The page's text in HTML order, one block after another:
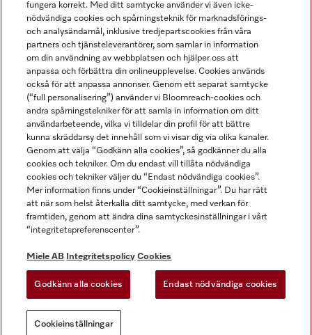
Miele AB
Allmänna villkor
Användarvillkor
Miele tillgänglighetsförklaring
Lagen om digitala tjänster
Miele på LinkedIn
Miele på Facebook
Miele på Instagram
Miele på Youtube
fungera korrekt. Med ditt samtycke använder vi även icke-
nödvändiga cookies och spårningsteknik för marknadsförings-
och analysändamål, inklusive tredjepartscookies från våra
partners och tjänsteleverantörer, som samlar in information
om din användning av webbplatsen och hjälper oss att
anpassa och förbättra din onlineupplevelse. Cookies används
också för att anpassa annonser. Genom ett separat samtycke
(“full personalisering”) använder vi Bloomreach-cookies och
andra spårningstekniker för att samla in information om ditt
användarbeteende, vilka vi tilldelar din profil för att bättre
kunna skräddarsy det innehåll som vi visar dig via olika kanaler.
Genom att välja “Godkänn alla cookies”, så godkänner du alla
cookies och tekniker. Om du endast vill tillåta nödvändiga
cookies och tekniker väljer du “Endast nödvändiga cookies”.
Mer information finns under “Cookieinställningar”. Du har rätt
att när som helst återkalla ditt samtycke, med verkan för
framtiden, genom att ändra dina samtyckesinställningar i vårt
“integritetspreferenscenter”.
Miele AB Integritetspolicy Cookies
Godkänn alla cookies Endast nödvändiga cookies
Cookieinställningar